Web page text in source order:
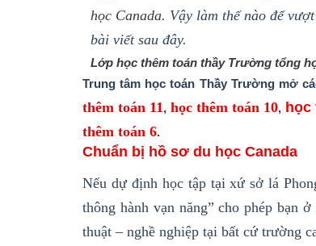
học Canada. Vậy làm thế nào để
bài viết sau đây.
Lớp học thêm toán thầy Trường tổng
Trung tâm học toán Thầy Trường mở
thêm toán 11, học thêm toán 10, học
thêm toán 6.
Chuẩn bị hồ sơ du học Canada
Nếu dự định học tập tại xứ sở lá
thông hành vạn năng” cho phép bạn
thuật – nghề nghiệp tại bất cứ trường